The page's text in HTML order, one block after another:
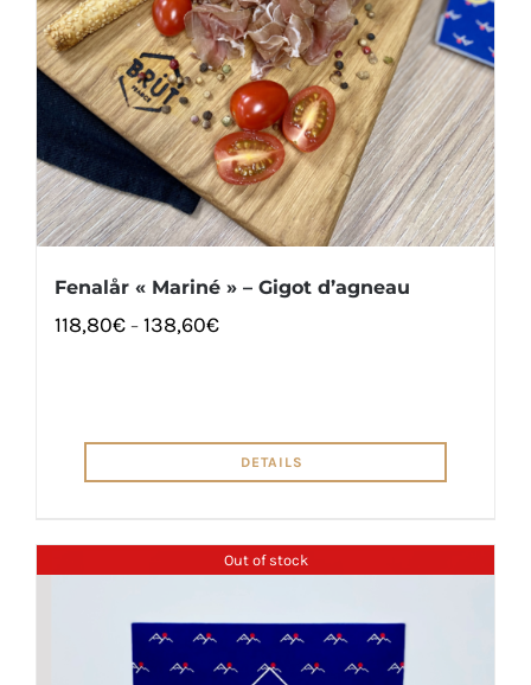
Fenalår « Mariné » – Gigot d’agneau
118,80€ – 138,60€
DETAILS
Out of stock